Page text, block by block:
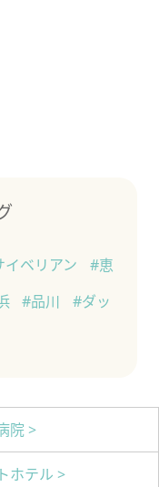
イベリアン
#恵
#品川
#ダッ
院 >
ホテル >